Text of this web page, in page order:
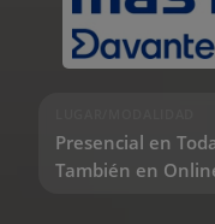
Presencial en
También en